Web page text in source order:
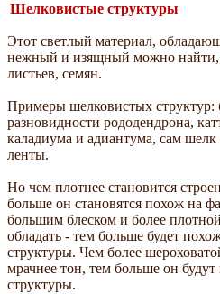
Шелковистые структуры
Этот светлый материал,
нежный и изящный можно найти,
листьев, семян.
Примеры шелковистых структур:
разновидности рододендрона,
каладиума и адиантума, сам шелк
ленты.
Но чем плотнее становится
больше он становятся похож на
большим блеском и более
обладать - тем больше будет
структуры. Чем более
мрачнее тон, тем больше он
структуры.